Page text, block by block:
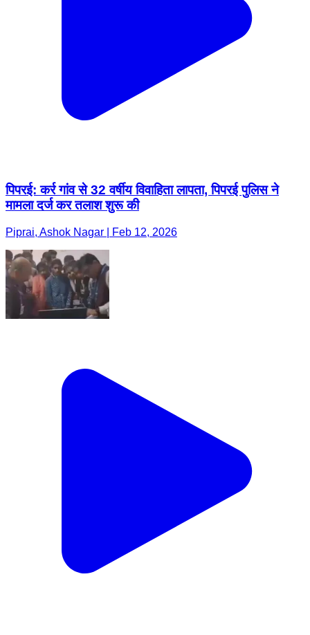
पिपरई: कर्र गांव से 32 वर्षीय विवाहिता लापता, पिपरई पुलिस ने
मामला दर्ज कर तलाश शुरू की
Piprai, Ashok Nagar | Feb 12, 2026